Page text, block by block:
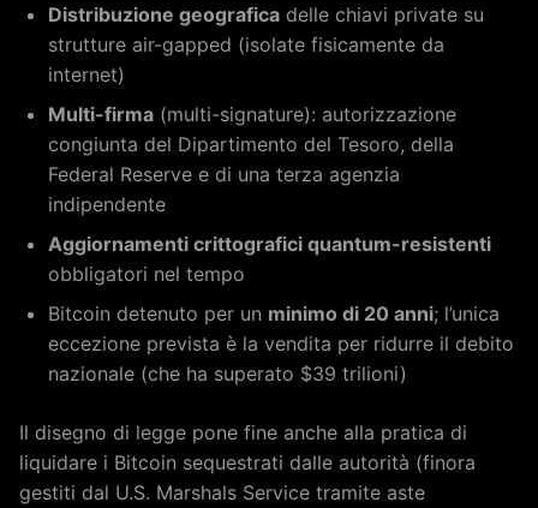
Distribuzione geografica delle chiavi private su
strutture air-gapped (isolate fisicamente da
internet)
Multi-firma (multi-signature): autorizzazione
congiunta del Dipartimento del Tesoro, della
Federal Reserve e di una terza agenzia
indipendente
Aggiornamenti crittografici quantum-resistenti
obbligatori nel tempo
Bitcoin detenuto per un minimo di 20 anni; l’unica
eccezione prevista è la vendita per ridurre il debito
nazionale (che ha superato $39 trilioni)
Il disegno di legge pone fine anche alla pratica di
liquidare i Bitcoin sequestrati dalle autorità (finora
gestiti dal U.S. Marshals Service tramite aste